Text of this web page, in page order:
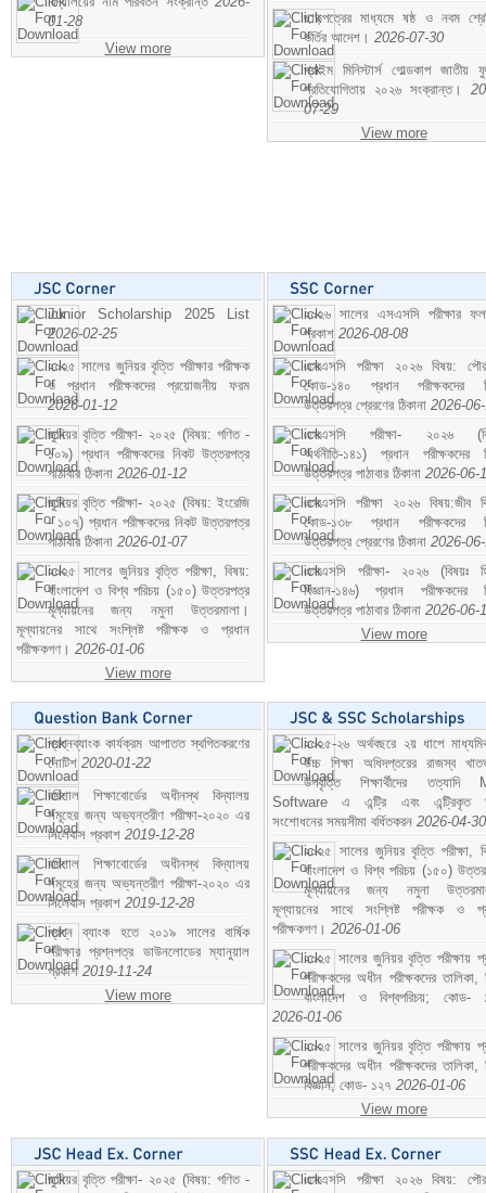
01-28
View more
ছাড়পত্রের মাধ্যমে ষষ্ঠ ও নবম
ভর্তির আদেশ। 2026-07-30
প্রাইম মিনিস্টার্স গোল্ডকাপ জাতীয়
প্রতিযোগিতায় ২০২৬ সংক্রান্ত।
07-29
View more
Junior Scholarship 2025 List
2026-02-25
২০২৫ সালের জুনিয়র বৃত্তি পরীক্ষার পরীক্ষক
ও প্রধান পরীক্ষকদের প্রয়োজনীয় ফরম
2026-01-12
জুনিয়র বৃত্তি পরীক্ষা- ২০২৫ (বিষয়: গণিত -
১০৯) প্রধান পরীক্ষকদের নিকট উত্তরপত্র
পাঠাবার ঠিকানা 2026-01-12
জুনিয়র বৃত্তি পরীক্ষা- ২০২৫ (বিষয়: ইংরেজি
- ১০৭) প্রধান পরীক্ষকদের নিকট উত্তরপত্র
পাঠাবার ঠিকানা 2026-01-07
২০২৫ সালের জুনিয়র বৃত্তি পরীক্ষা, বিষয়:
বাংলাদেশ ও বিশ্ব পরিচয় (১৫০) উত্তরপত্র
মূল্যায়নের জন্য নমুনা উত্তরমালা।
মূল্যায়নের সাথে সংশ্লিষ্ট পরীক্ষক ও প্রধান
পরীক্ষকগণ। 2026-01-06
View more
২০২৬ সালের এসএসসি পরীক্ষার
প্রকাশ 2026-08-08
এসএসসি পরীক্ষা ২০২৬ বিষয়:
কোড-১৪০ প্রধান পরীক্ষকদের
উত্তরপত্র প্রেরণের ঠিকানা 2026-
এসএসসি পরীক্ষা- ২০২৬
অর্থনীতি-১৪১) প্রধান পরীক্ষকদের
উত্তরপত্র পাঠাবার ঠিকানা 2026-06-
এসএসসি পরীক্ষা ২০২৬ বিষয়:জীব
কোড-১৩৮ প্রধান পরীক্ষকদের
উত্তরপত্র প্রেরণের ঠিকানা 2026-
এসএসসি পরীক্ষা- ২০২৬ (বিষয়ঃ
বিজ্ঞান-১৪৬) প্রধান পরীক্ষকদের
উত্তরপত্র পাঠাবার ঠিকানা 2026-06-
View more
প্রশ্নব্যাংক কার্যক্রম আপাতত স্থগিতকরণের
নোটিশ 2020-01-22
বরিশাল শিক্ষাবোর্ডের অধীনস্থ বিদ্যালয়
সমূহের জন্য অভ্যন্তরীণ পরীক্ষা-২০২০ এর
সিলেবাস প্রকাশ 2019-12-28
বরিশাল শিক্ষাবোর্ডের অধীনস্থ বিদ্যালয়
সমূহের জন্য অভ্যন্তরীণ পরীক্ষা-২০২০ এর
সিলেবাস প্রকাশ 2019-12-28
প্রশ্ন ব্যাংক হতে ২০১৯ সালের বার্ষিক
পরীক্ষার প্রশ্নপত্র ডাউনলোডের ম্যানুয়াল
প্রকাশ 2019-11-24
View more
২০২৫-২৬ অর্থবছরে ২য় ধাপে
উচ্চ শিক্ষা অধিদপ্তরের রাজস্ব
উপবৃত্তি শিক্ষার্থীদের তত্যাদি
Software এ এন্ট্রি এবং এন্ট্রিকৃত
সংশোধনের সময়সীমা বর্ধিতকরন 2026-04-30
২০২৫ সালের জুনিয়র বৃত্তি পরীক্ষা,
বাংলাদেশ ও বিশ্ব পরিচয় (১৫০)
মূল্যায়নের জন্য নমুনা
মূল্যায়নের সাথে সংশ্লিষ্ট পরীক্ষক ও
পরীক্ষকগণ। 2026-01-06
২০২৫ সালের জুনিয়র বৃত্তি পরীক্ষায়
পরীক্ষকদের অধীন পরীক্ষকদের তালিকা,
বাংলাদেশ ও বিশ্বপরিচয়; কোড-
2026-01-06
২০২৫ সালের জুনিয়র বৃত্তি পরীক্ষায়
পরীক্ষকদের অধীন পরীক্ষকদের তালিকা,
বিজ্ঞান; কোড- ১২৭ 2026-01-06
View more
জুনিয়র বৃত্তি পরীক্ষা- ২০২৫ (বিষয়: গণিত -
এসএসসি পরীক্ষা ২০২৬ বিষয়: